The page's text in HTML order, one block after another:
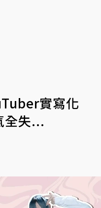
實寫化
全失...